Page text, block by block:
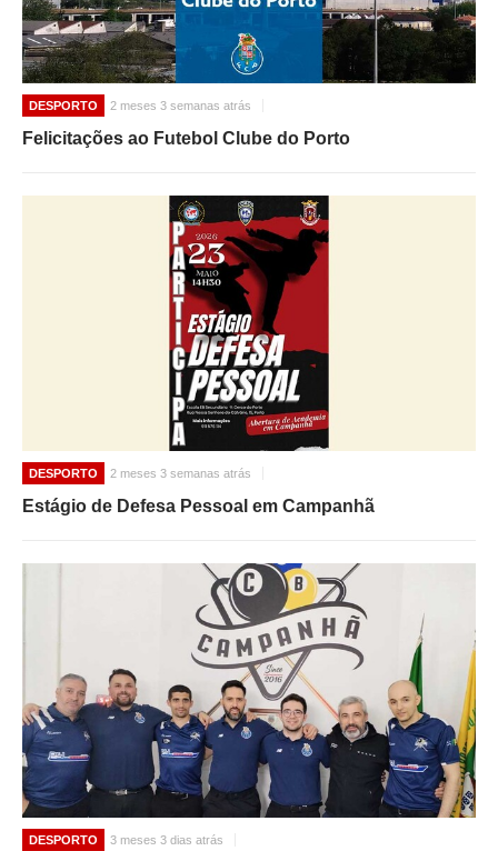
DESPORTO 2 meses 3 semanas atrás
Felicitações ao Futebol Clube do Porto
DESPORTO 2 meses 3 semanas atrás
Estágio de Defesa Pessoal em Campanhã
DESPORTO 3 meses 3 dias atrás